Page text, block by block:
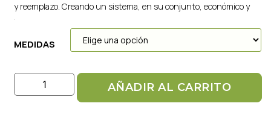
y reemplazo. Creando un sistema, en su conjunto, económico y
práctico.
MEDIDAS
AÑADIR AL CARRITO